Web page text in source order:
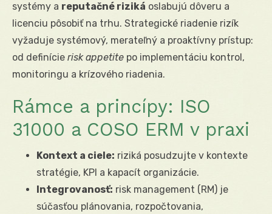
systémy a reputačné riziká oslabujú dôveru a
licenciu pôsobiť na trhu. Strategické riadenie rizík
vyžaduje systémový, merateľný a proaktívny prístup:
od definície risk appetite po implementáciu kontrol,
monitoringu a krízového riadenia.
Rámce a princípy: ISO
31000 a COSO ERM v praxi
Kontext a ciele: riziká posudzujte v kontexte
stratégie, KPI a kapacít organizácie.
Integrovanosť: risk management (RM) je
súčasťou plánovania, rozpočtovania,